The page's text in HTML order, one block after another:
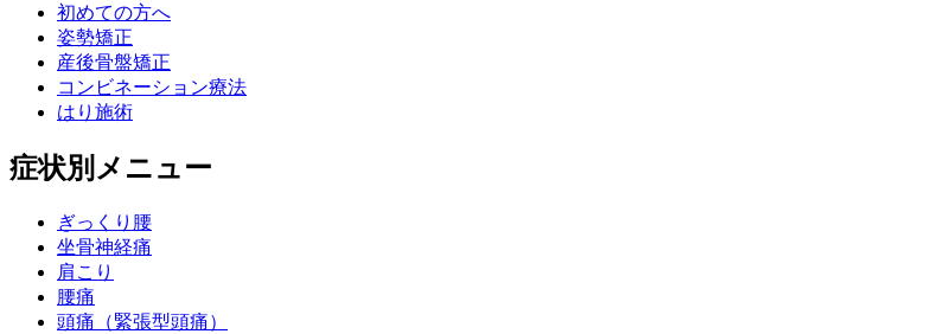
初めての方へ
姿勢矯正
産後骨盤矯正
コンビネーション療法
はり施術
症状別メニュー
ぎっくり腰
坐骨神経痛
肩こり
腰痛
頭痛（緊張型頭痛）